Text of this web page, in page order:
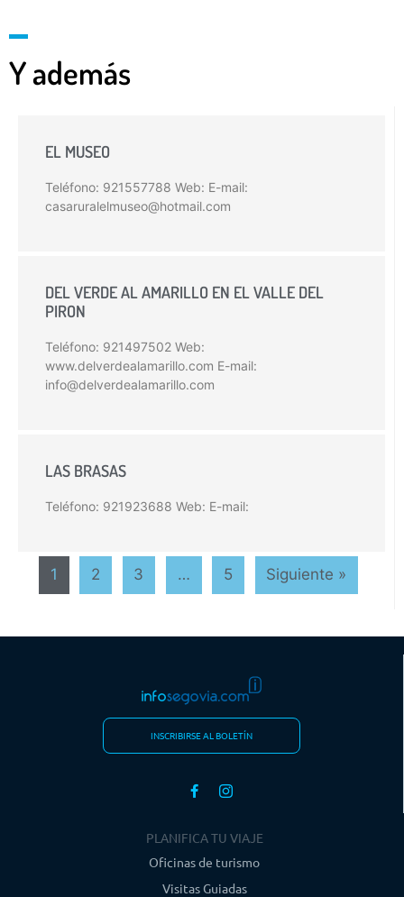
Y además
EL MUSEO
Teléfono: 921557788 Web: E-mail:
casaruralelmuseo@hotmail.com
DEL VERDE AL AMARILLO EN EL VALLE DEL
PIRON
Teléfono: 921497502 Web:
www.delverdealamarillo.com E-mail:
info@delverdealamarillo.com
LAS BRASAS
Teléfono: 921923688 Web: E-mail:
1 2 3 … 5 Siguiente »
INSCRIBIRSE AL BOLETÍN
PLANIFICA TU VIAJE
Oficinas de turismo
Visitas Guiadas